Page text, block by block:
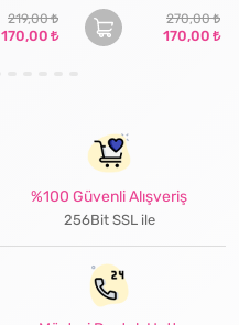
219,00
170,00
270,00
170,00
%100 Güvenli Alışveriş
256Bit SSL ile